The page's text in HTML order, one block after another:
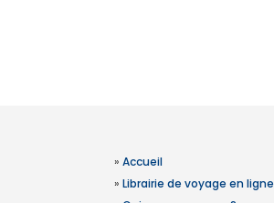
» Accueil
» Librairie de voyage en ligne